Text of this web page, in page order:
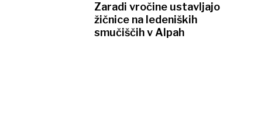
Zaradi vročine ustavljajo
žičnice na ledeniških
smučiščih v Alpah